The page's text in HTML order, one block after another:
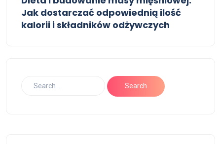
Jak dostarczać odpowiednią ilość
kalorii i składników odżywczych